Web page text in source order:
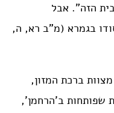
הזה”. אבל
בגמרא (מ”ב רא, ה,
ברכת המזון,
שפותחות ב’הרחמן’,